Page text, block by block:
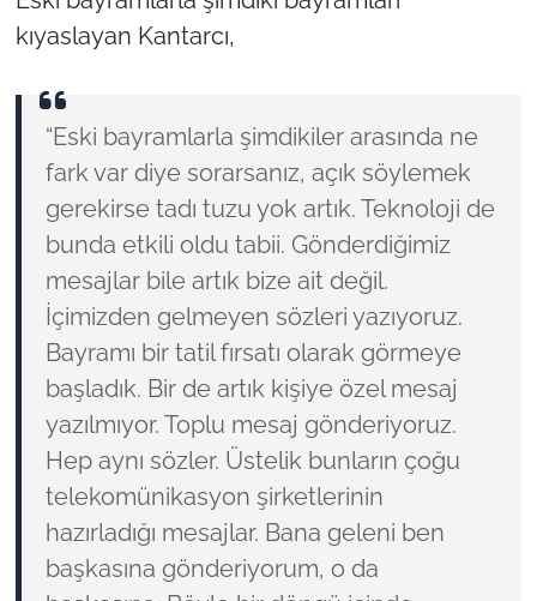
kıyaslayan Kantarcı,
“Eski bayramlarla şimdikiler arasında ne
fark var diye sorarsanız, açık söylemek
gerekirse tadı tuzu yok artık. Teknoloji de
bunda etkili oldu tabii. Gönderdiğimiz
mesajlar bile artık bize ait değil.
İçimizden gelmeyen sözleri yazıyoruz.
Bayramı bir tatil fırsatı olarak görmeye
başladık. Bir de artık kişiye özel mesaj
yazılmıyor. Toplu mesaj gönderiyoruz.
Hep aynı sözler. Üstelik bunların çoğu
telekomünikasyon şirketlerinin
hazırladığı mesajlar. Bana geleni ben
başkasına gönderiyorum, o da